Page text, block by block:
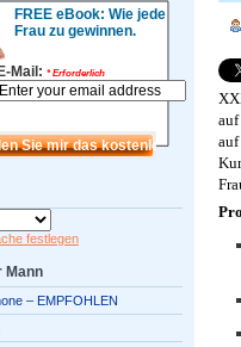
FREE eBook: Wie jede
Frau zu gewinnen.
E-Mail: *Erforderlich
festlegen
Mann
– EMPFOHLEN